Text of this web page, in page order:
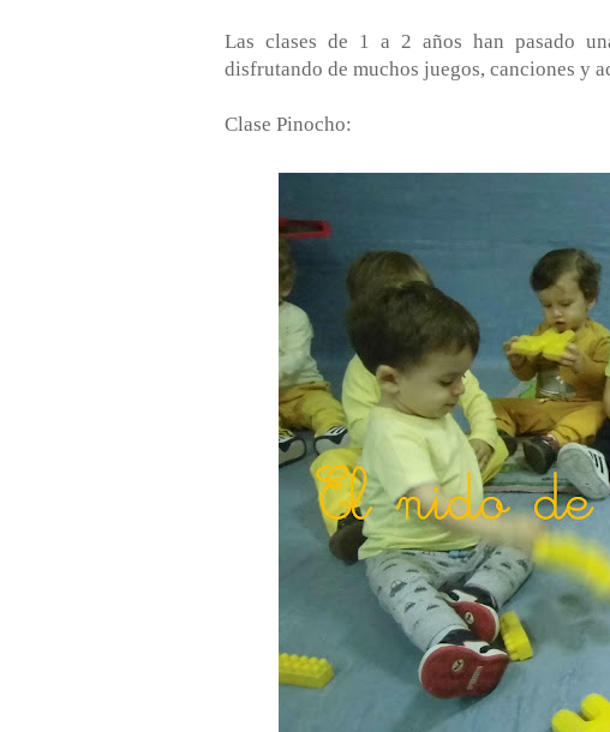
Las clases de 1 a 2 años han pasado
disfrutando de muchos juegos, canciones y
Clase Pinocho: